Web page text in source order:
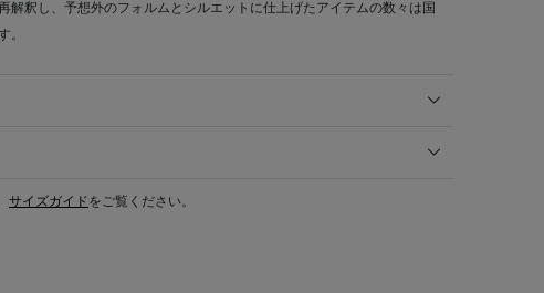
解釈し、予想外のフォルムとシルエットに仕上げたアイテムの数々は国
。
サイズガイドをご覧ください。